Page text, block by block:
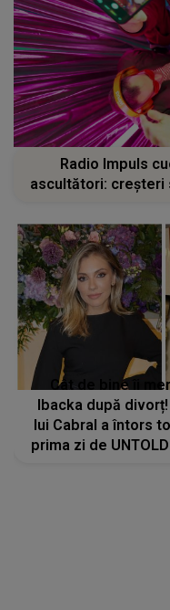
Radio Impuls
ascultători: creșteri
Cât de bine îi
Ibacka după
lui Cabral a întors
prima zi de